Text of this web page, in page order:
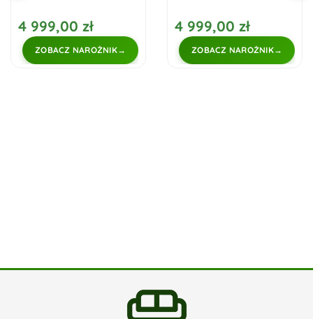
284 cm Śmietanka
4 999,00 zł
ZOBACZ NAROŻNIK
284 cm Zielony
4 999,00 zł
ZOBACZ NAROŻNIK